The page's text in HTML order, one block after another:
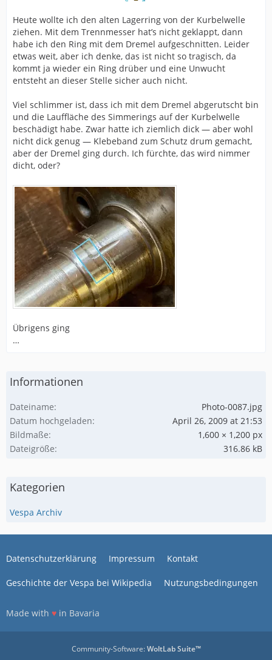
Heute wollte ich den alten Lagerring von der Kurbelwelle
ziehen. Mit dem Trennmesser hat’s nicht geklappt, dann
habe ich den Ring mit dem Dremel aufgeschnitten. Leider
etwas weit, aber ich denke, das ist nicht so tragisch, da
kommt ja wieder ein Ring drüber und eine Unwucht
entsteht an dieser Stelle sicher auch nicht.
Viel schlimmer ist, dass ich mit dem Dremel abgerutscht bin
und die Lauffläche des Simmerings auf der Kurbelwelle
beschädigt habe. Zwar hatte ich ziemlich dick — aber wohl
nicht dick genug — Klebeband zum Schutz drum gemacht,
aber der Dremel ging durch. Ich fürchte, das wird nimmer
dicht, oder?
Übrigens ging
…
Informationen
Dateiname
Photo-0087.jpg
Datum hochgeladen
April 26, 2009 at 21:53
Bildmaße
1,600 × 1,200 px
Dateigröße
316.86 kB
Kategorien
Vespa Archiv
Datenschutzerklärung Impressum Kontakt
Geschichte der Vespa bei Wikipedia Nutzungsbedingungen
Made with ♥ in Bavaria
Community-Software:WoltLab Suite™